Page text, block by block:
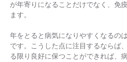
が年寄りになることだけでなく、免
ます。
年をとると病気になりやすくなるの
です。こうした点に注目するならば
る限り良好に保つことができれば、